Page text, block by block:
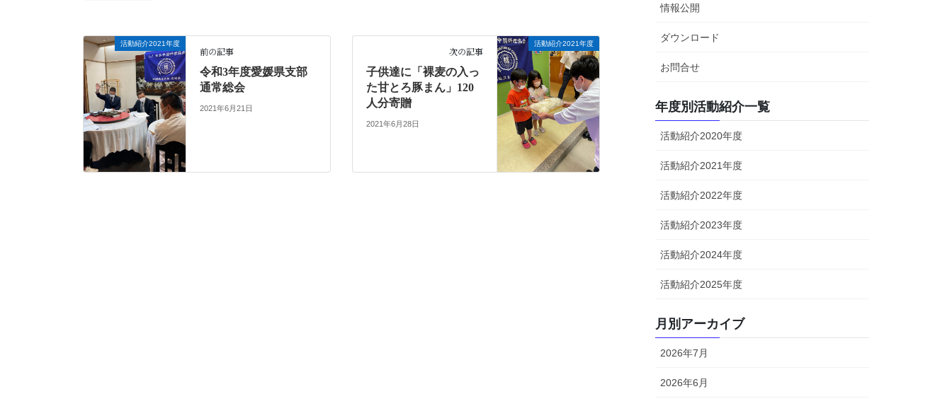
活動紹介2021年度
前の記事
令和3年度愛媛県支部
通常総会
2021年6月21日
活動紹介2021年度
次の記事
子供達に「裸麦の入っ
た甘とろ豚まん」120
人分寄贈
2021年6月28日
情報公開
ダウンロード
お問合せ
年度別活動紹介一覧
活動紹介2020年度
活動紹介2021年度
活動紹介2022年度
活動紹介2023年度
活動紹介2024年度
活動紹介2025年度
月別アーカイブ
2026年7月
2026年6月